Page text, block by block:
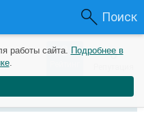
Поиск
0 0
работы сайта. Подробнее в
.